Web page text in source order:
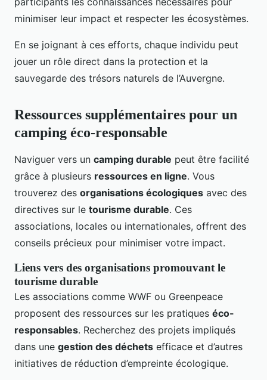
minimiser leur impact et respecter les écosystèmes.
En se joignant à ces efforts, chaque individu peut
jouer un rôle direct dans la protection et la
sauvegarde des trésors naturels de l’Auvergne.
Ressources supplémentaires pour un
camping éco-responsable
Naviguer vers un camping durable peut être facilité
grâce à plusieurs ressources en ligne. Vous
trouverez des organisations écologiques avec des
directives sur le tourisme durable. Ces
associations, locales ou internationales, offrent des
conseils précieux pour minimiser votre impact.
Liens vers des organisations promouvant le
tourisme durable
Les associations comme WWF ou Greenpeace
proposent des ressources sur les pratiques éco-
responsables. Recherchez des projets impliqués
dans une gestion des déchets efficace et d’autres
initiatives de réduction d’empreinte écologique.